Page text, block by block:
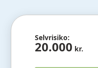
Selvrisiko:
20.000 kr.